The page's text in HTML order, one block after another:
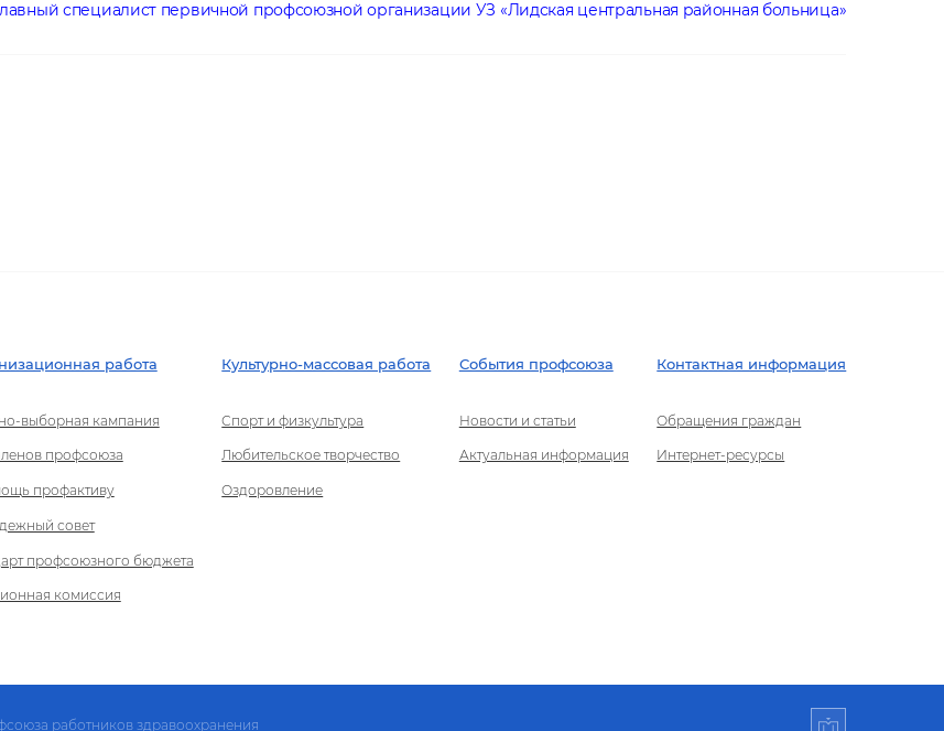
профсоюзной организации УЗ «Лидская центральная районная больница»
работа
выборная кампания
профсоюза
профактиву
совет
профсоюзного бюджета
комиссия
Культурно-массовая работа
Спорт и физкультура
Любительское творчество
Оздоровление
События профсоюза
Новости и статьи
Актуальная информация
Контактная информация
Обращения граждан
Интернет-ресурсы
работников здравоохранения